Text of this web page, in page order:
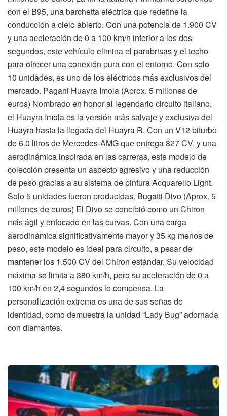
con el B95, una barchetta eléctrica que redefine la
conducción a cielo abierto. Con una potencia de 1.900 CV
y una aceleración de 0 a 100 km/h inferior a los dos
segundos, este vehículo elimina el parabrisas y el techo
para ofrecer una conexión pura con el entorno. Con solo
10 unidades, es uno de los eléctricos más exclusivos del
mercado. Pagani Huayra Imola (Aprox. 5 millones de
euros) Nombrado en honor al legendario circuito italiano,
el Huayra Imola es la versión más salvaje y exclusiva del
Huayra hasta la llegada del Huayra R. Con un V12 biturbo
de 6.0 litros de Mercedes-AMG que entrega 827 CV, y una
aerodinámica inspirada en las carreras, este modelo de
colección presenta un aspecto agresivo y una reducción
de peso gracias a su sistema de pintura Acquarello Light.
Solo 5 unidades fueron producidas. Bugatti Divo (Aprox. 5
millones de euros) El Divo se concibió como un Chiron
más ágil y enfocado en las curvas. Con una carga
aerodinámica significativamente mayor y 35 kg menos de
peso, este modelo es ideal para circuito, a pesar de
mantener los 1.500 CV del Chiron estándar. Su velocidad
máxima se limita a 380 km/h, pero su aceleración de 0 a
100 km/h en 2,4 segundos lo compensa. La
personalización extrema es una de sus señas de
identidad, como demuestra la unidad “Lady Bug” adornada
con diamantes.